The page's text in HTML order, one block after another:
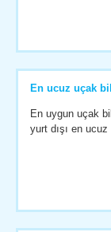
En ucuz uçak
En uygun uçak
yurt dışı en